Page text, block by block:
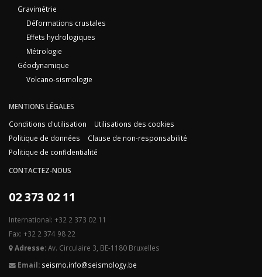
Gravimétrie
Déformations crustales
Effets hydrologiques
Métrologie
Géodynamique
Volcano-sismologie
MENTIONS LÉGALES
Conditions d'utilisation
Utilisations des cookies
Politique de données
Clause de non-responsabilité
Politique de confidentialité
CONTACTEZ-NOUS
02 373 02 11
International: +32 2 373 02 11
Fax: +32 2 374 98 22
Adresse:Av. Circulaire 3, BE-1180 Bruxelles
Email: seismo.info@seismology.be